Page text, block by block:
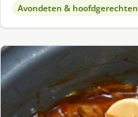
Avondeten & hoofdgerechten